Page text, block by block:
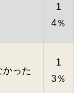
1
4％
かった
1
3％